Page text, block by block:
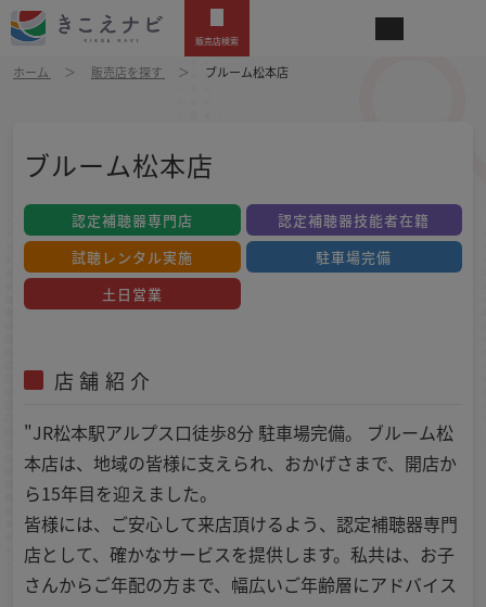
販売店検索
ホーム 販売店を探す ブルーム松本店
ブルーム松本店
認定補聴器専門店
認定補聴器技能者在籍
試聴レンタル実施
駐車場完備
土日営業
店舗紹介
"JR松本駅アルプス口徒歩8分 駐車場完備。 ブルーム松
本店は、地域の皆様に支えられ、おかげさまで、開店か
ら15年目を迎えました。
皆様には、ご安心して来店頂けるよう、認定補聴器専門
店として、確かなサービスを提供します。私共は、お子
さんからご年配の方まで、幅広いご年齢層にアドバイス